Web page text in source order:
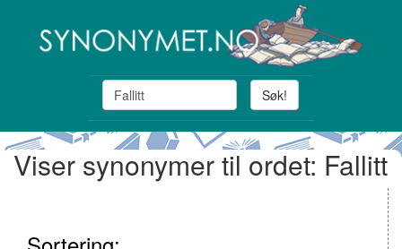
Søk!
Viser synonymer til ordet: Fallitt